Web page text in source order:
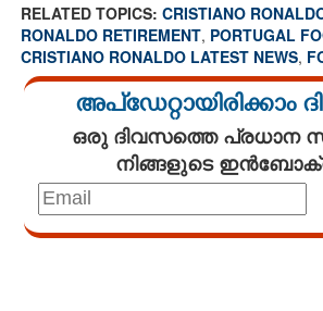
RELATED TOPICS: CRISTIANO
RONALDO RETIREMENT, PORTUGAL
CRISTIANO RONALDO LATEST NEWS,
അപ്ഡേറ്റായിരിക്കാം
ഒരു ദിവസത്തെ പ്രധാന
നിങ്ങളുടെ